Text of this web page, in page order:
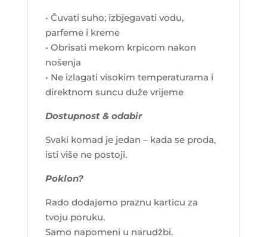
• Čuvati suho; izbjegavati vodu,
parfeme i kreme
• Obrisati mekom krpicom nakon
nošenja
• Ne izlagati visokim temperaturama i
direktnom suncu duže vrijeme
Dostupnost & odabir
Svaki komad je jedan – kada se proda,
isti više ne postoji.
Poklon?
Rado dodajemo praznu karticu za
tvoju poruku.
Samo napomeni u narudžbi.